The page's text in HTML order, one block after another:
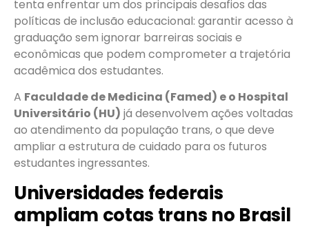
tenta enfrentar um dos principais desafios das
políticas de inclusão educacional: garantir acesso à
graduação sem ignorar barreiras sociais e
econômicas que podem comprometer a trajetória
acadêmica dos estudantes.
A Faculdade de Medicina (Famed) e o Hospital
Universitário (HU) já desenvolvem ações voltadas
ao atendimento da população trans, o que deve
ampliar a estrutura de cuidado para os futuros
estudantes ingressantes.
Universidades federais
ampliam cotas trans no Brasil